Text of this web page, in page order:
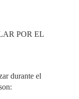
POR EL
durante el